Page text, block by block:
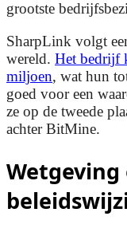
grootste
SharpLink volgt
wereld. Het bedrijf
miljoen, wat hun
goed voor een
ze op de tweede
achter BitMine.
Wetgeving